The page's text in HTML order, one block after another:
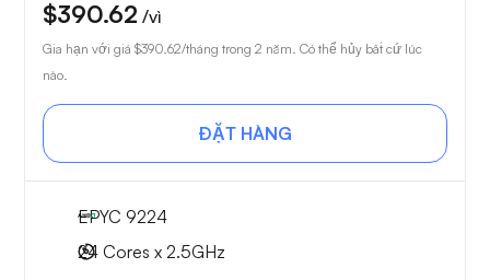
$390.62 /vì
Gia hạn với giá $390.62/tháng trong 2 năm. Có thể hủy bất cứ lúc
nào.
ĐẶT HÀNG
EPYC 9224
24 Cores x 2.5GHz